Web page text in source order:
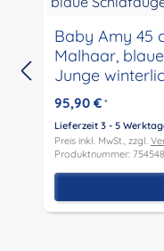
Baby Amy 45
Malhaar,
Junge
95,90 € *
Lieferzeit 3 - 5
Preis inkl. MwSt., zzgl.
Produktnummer: